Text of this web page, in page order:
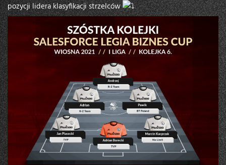
pozycji lidera klasyfikacji strzelców